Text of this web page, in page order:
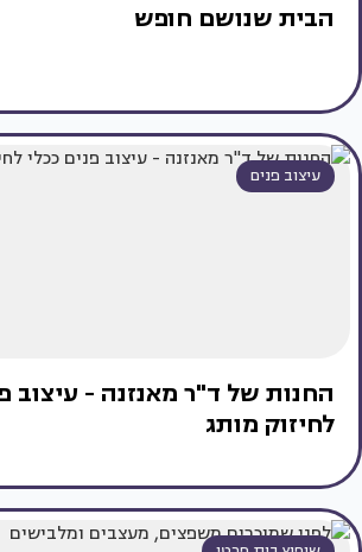
הבית שנושם חופש
עיצוב פנים
החנות של ד"ר מאנזנה - עיצוב
לחיזוק מותג